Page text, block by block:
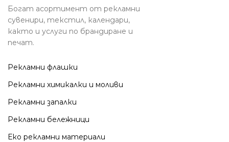
Богат асортимент от рекламни
сувенири, текстил, календари,
както и услуги по брандиране и
печат.
Рекламни флашки
Рекламни химикалки и моливи
Рекламни запалки
Рекламни бележници
Еко рекламни материали